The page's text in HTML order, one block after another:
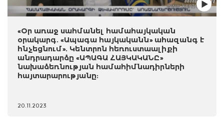
«Օր առաջ սահմանել համահայկական
օրակարգ. «Ապագա հայկականն» ահազանգ է
հնչեցնում». Կենտրոն հեռուստաալիքի
անդրադարձը «ԱՊԱԳԱ ՀԱՅԿԱԿԱՆԸ»
նախաձեռնության համահիմնադիրների
հայտարարությանը:
20.11.2023